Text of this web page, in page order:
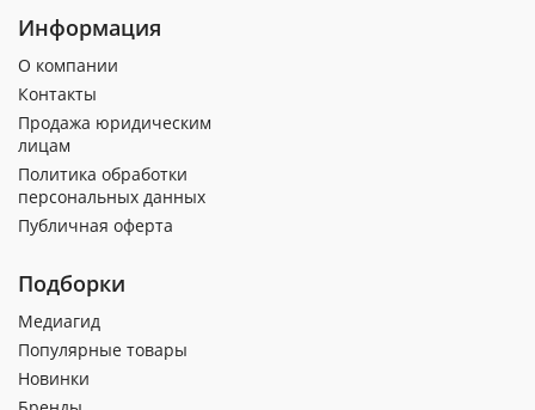
Информация
О компании
Контакты
Продажа юридическим
лицам
Политика обработки
персональных данных
Публичная оферта
Подборки
Медиагид
Популярные товары
Новинки